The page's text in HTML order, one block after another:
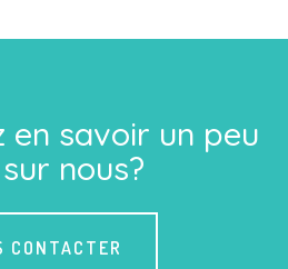
en savoir un peu
nous?
CONTACTER